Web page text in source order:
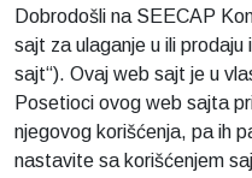
Dobrodošli na SEECAP
sajt za ulaganje u ili prodaju
sajt“). Ovaj web sajt je u
Posetioci ovog web sajta
njegovog korišćenja, pa ih
nastavite sa korišćenjem